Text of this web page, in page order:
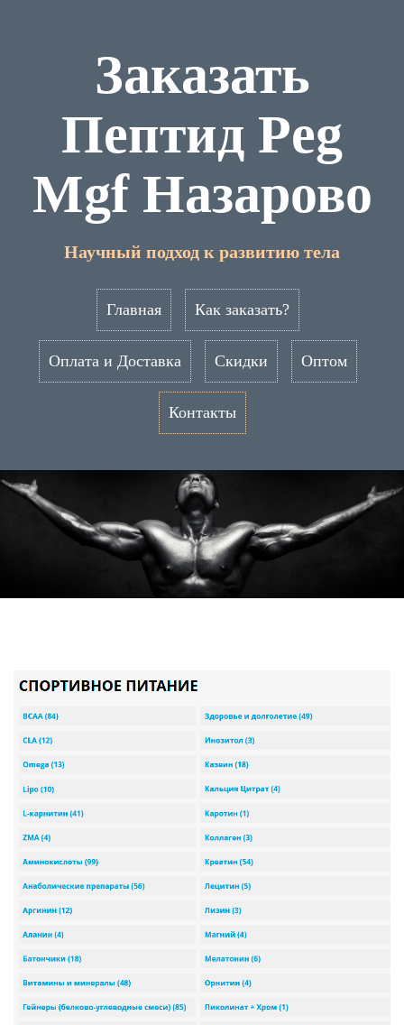
Заказать
Пептид Peg
Mgf Назарово
Научный подход к развитию тела
Главная Как заказать?
Оплата и Доставка Скидки Оптом
Контакты